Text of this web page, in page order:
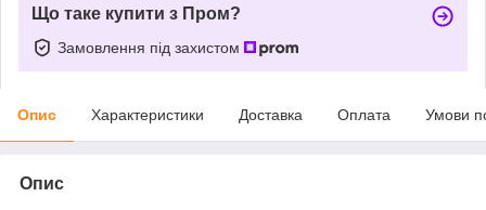
Що таке купити з Пром?
Замовлення під захистом
Опис Характеристики Доставка Оплата Умови
Опис